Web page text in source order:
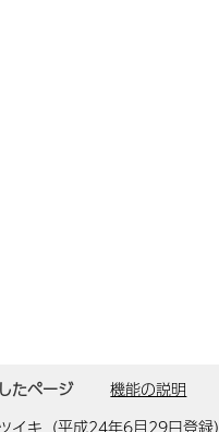
たページ
機能の説明
イキ（平成24年6月29日登録）